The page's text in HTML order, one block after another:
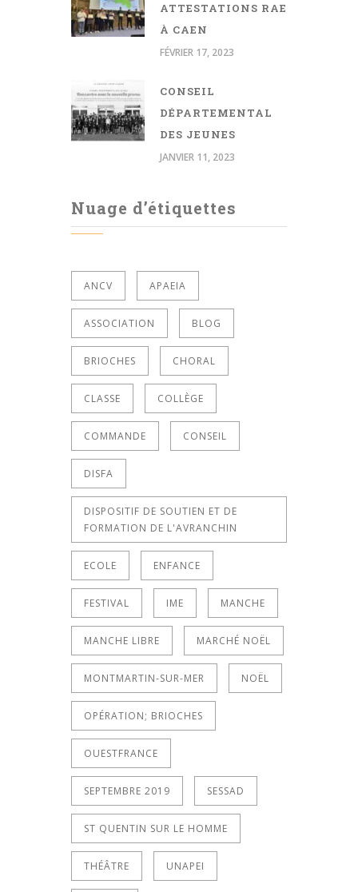
ATTESTATIONS RAE
À CAEN
FÉVRIER 17, 2023
CONSEIL
DÉPARTEMENTAL
DES JEUNES
JANVIER 11, 2023
Nuage d’étiquettes
ANCV APAEIA
ASSOCIATION BLOG
BRIOCHES CHORAL
CLASSE COLLÈGE
COMMANDE CONSEIL
DISFA
DISPOSITIF DE SOUTIEN ET DE
FORMATION DE L'AVRANCHIN
ECOLE ENFANCE
FESTIVAL IME MANCHE
MANCHE LIBRE MARCHÉ NOËL
MONTMARTIN-SUR-MER NOËL
OPÉRATION; BRIOCHES
OUESTFRANCE
SEPTEMBRE 2019 SESSAD
ST QUENTIN SUR LE HOMME
THÉÂTRE UNAPEI